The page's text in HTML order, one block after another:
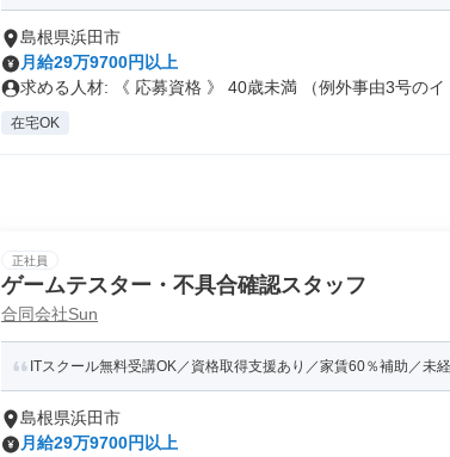
島根県浜田市
月給29万9700円以上
求める人材: 《 応募資格 》 40歳未満 （例外事由3号のイ
在宅OK
正社員
ゲームテスター・不具合確認スタッフ
合同会社Sun
ITスクール無料受講OK／資格取得支援あり／家賃60％補助／未
島根県浜田市
月給29万9700円以上